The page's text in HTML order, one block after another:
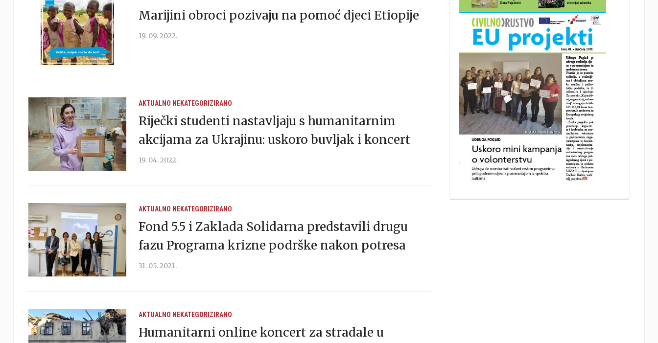
Marijini obroci pozivaju na pomoć djeci Etiopije
19. 09. 2022.
AKTUALNO NEKATEGORIZIRANO
Riječki studenti nastavljaju s humanitarnim
akcijama za Ukrajinu: uskoro buvljak i koncert
19. 04. 2022.
AKTUALNO NEKATEGORIZIRANO
Fond 5.5 i Zaklada Solidarna predstavili drugu
fazu Programa krizne podrške nakon potresa
31. 05. 2021.
AKTUALNO NEKATEGORIZIRANO
Humanitarni online koncert za stradale u